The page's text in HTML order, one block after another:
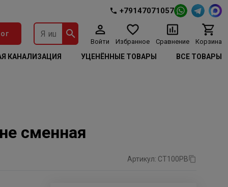
+79147071057
Войти Избранное Сравнение Корзина
КАНАЛИЗАЦИЯ УЦЕНЁННЫЕ ТОВАРЫ ВСЕ ТОВАРЫ
сменная
Артикул: СТ100РВ